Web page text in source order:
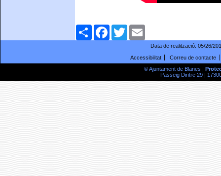
ComparteixFacebookTwitter
Data de realització: 05/26/
Accessibilitat
Correu de contacte
© Ajuntament de Blanes |
Passeig Dintre 29 |